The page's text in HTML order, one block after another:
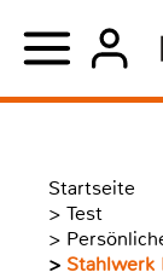
Startseite
> Test
>
> Stahlwerk